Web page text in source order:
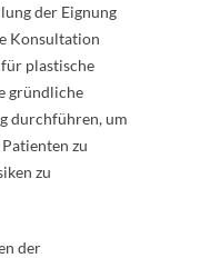
der Eignung
Konsultation
plastische
gründliche
durchführen, um
zu
zu
der